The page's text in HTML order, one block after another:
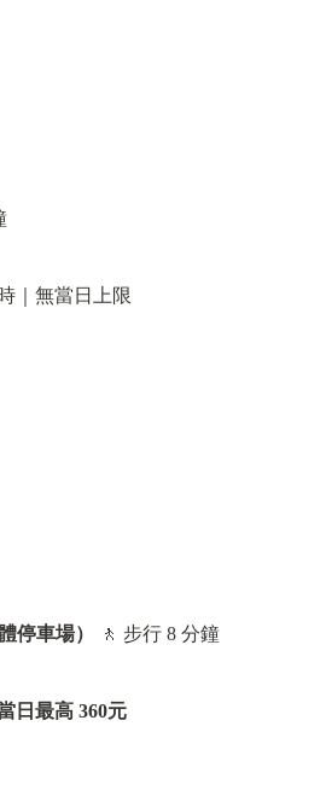
｜無當日上限
停車場） 🚶 步行 8 分鐘
日最高 360元